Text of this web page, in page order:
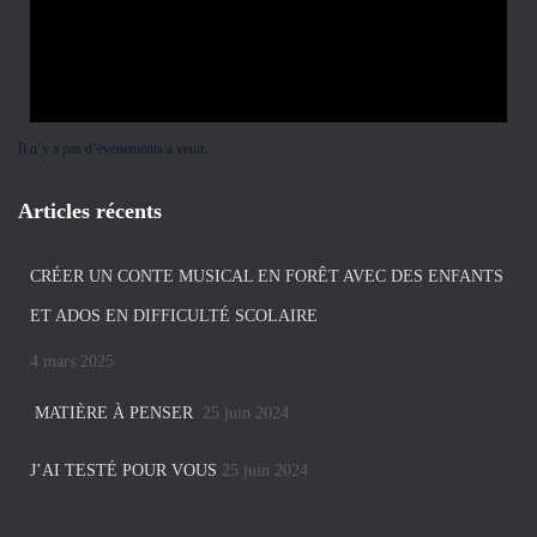
Il n’y a pas d’évènements à venir.
Articles récents
CRÉER UN CONTE MUSICAL EN FORÊT AVEC DES ENFANTS
ET ADOS EN DIFFICULTÉ SCOLAIRE
4 mars 2025
MATIÈRE À PENSER 25 juin 2024
J’AI TESTÉ POUR VOUS 25 juin 2024